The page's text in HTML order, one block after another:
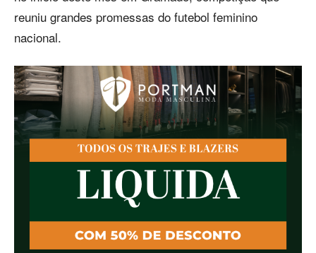
reuniu grandes promessas do futebol feminino
nacional.